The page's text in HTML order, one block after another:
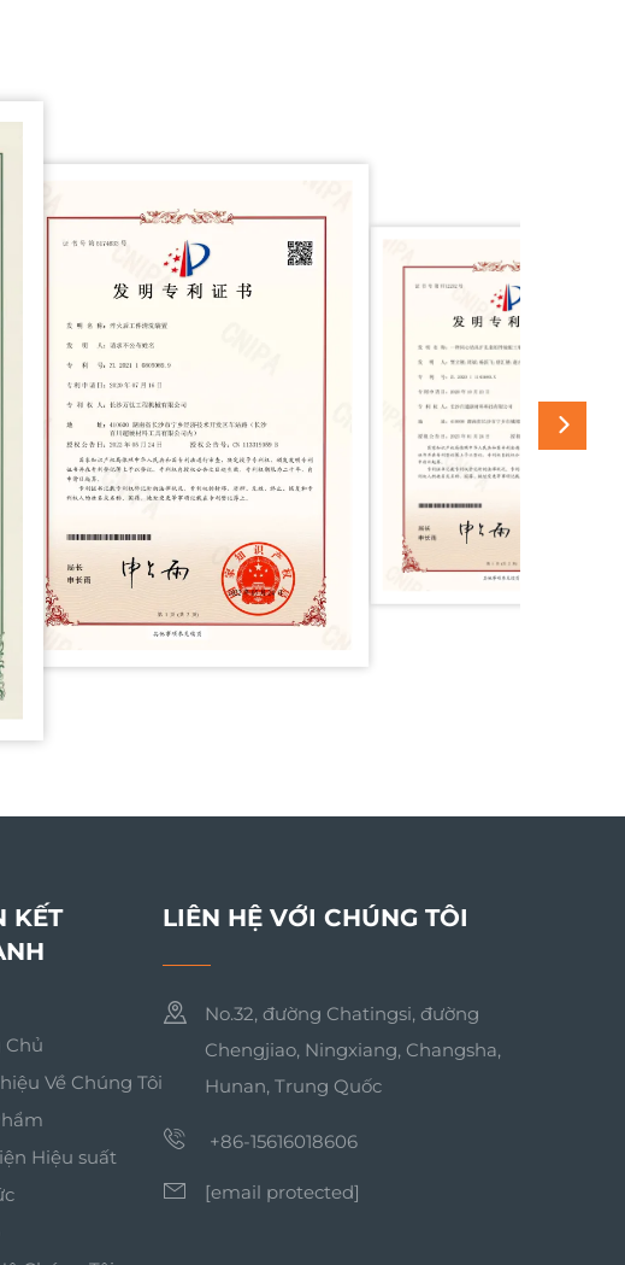
KẾT
Chủ
Về Chúng Tôi
Hiệu suất
LIÊN HỆ VỚI CHÚNG TÔI
No.32, đường Chatingsi, đường
Chengjiao, Ningxiang, Changsha,
Hunan, Trung Quốc
+86-15616018606
[email protected]